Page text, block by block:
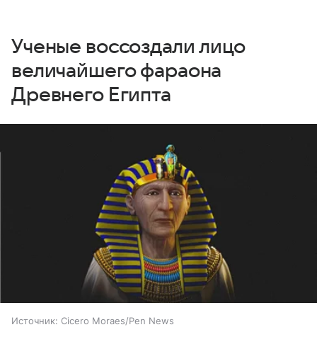
Ученые воссоздали лицо
величайшего фараона
Древнего Египта
Источник: Cicero Moraes/Pen News